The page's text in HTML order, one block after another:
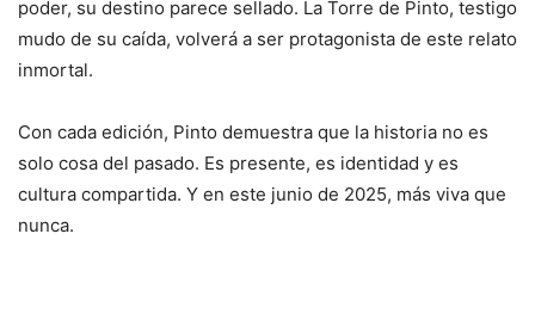
poder, su destino parece sellado. La Torre de Pinto, testigo
mudo de su caída, volverá a ser protagonista de este relato
inmortal.
Con cada edición, Pinto demuestra que la historia no es
solo cosa del pasado. Es presente, es identidad y es
cultura compartida. Y en este junio de 2025, más viva que
nunca.